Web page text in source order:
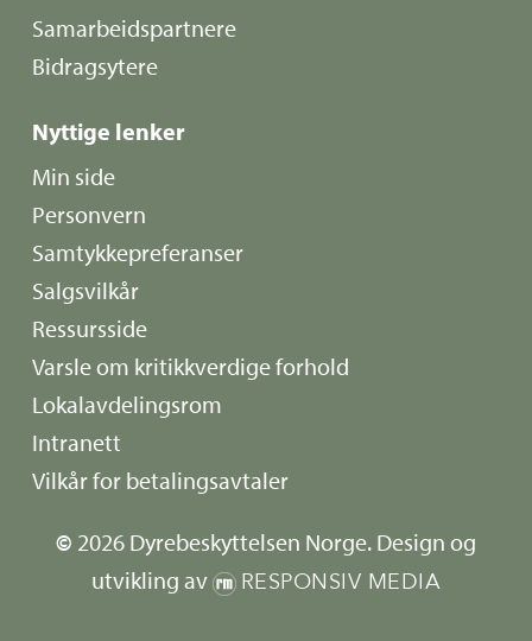
Samarbeidspartnere
Bidragsytere
Nyttige lenker
Min side
Personvern
Samtykkepreferanser
Salgsvilkår
Ressursside
Varsle om kritikkverdige forhold
Lokalavdelingsrom
Intranett
Vilkår for betalingsavtaler
© 2026Dyrebeskyttelsen Norge. Design og
utvikling av
RESPONSIV MEDIA